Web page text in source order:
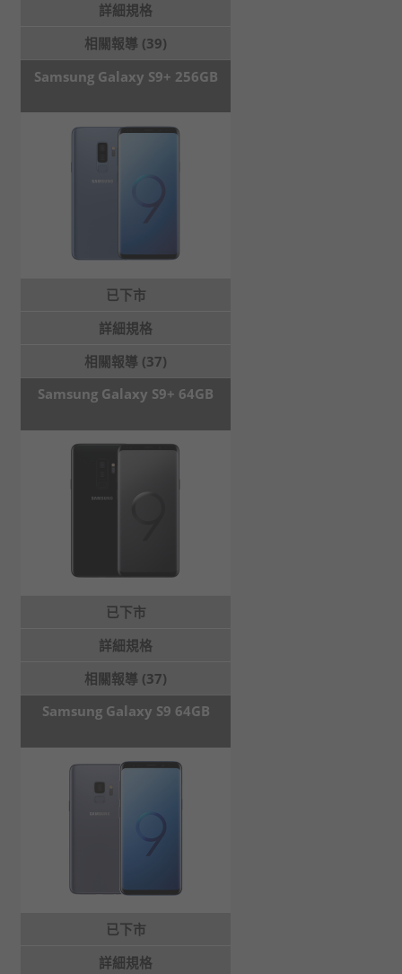
詳細規格
相關報導 (39)
Samsung Galaxy S9+ 256GB
已下市
詳細規格
相關報導 (37)
Samsung Galaxy S9+ 64GB
已下市
詳細規格
相關報導 (37)
Samsung Galaxy S9 64GB
已下市
詳細規格